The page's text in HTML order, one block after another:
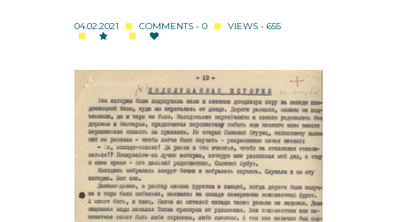
04.02.2021 COMMENTS - 0 VIEWS - 655